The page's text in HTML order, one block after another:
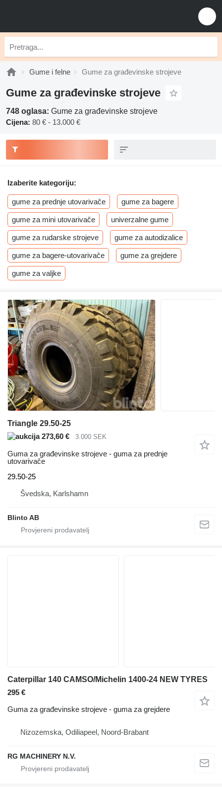
Gume i felne Gume za građevinske strojeve
Gume za građevinske strojeve
748 oglasa: Gume za građevinske strojeve
Cijena: 80 € - 13.000 €
Izaberite kategoriju:
gume za prednje utovarivače gume za bagere
gume za mini utovarivače univerzalne gume
gume za rudarske strojeve gume za autodizalice
gume za bagere-utovarivače gume za grejdere
gume za valjke
Triangle 29.50-25
273,60 €
3.000 SEK
Guma za građevinske strojeve - guma za prednje
utovarivače
29.50-25
Švedska, Karlshamn
Blinto AB
Caterpillar 140 CAMSO/Michelin 1400-24 NEW TYRES
295 €
Guma za građevinske strojeve - guma za grejdere
Nizozemska, Odiliapeel, Noord-Brabant
RG MACHINERY N.V.